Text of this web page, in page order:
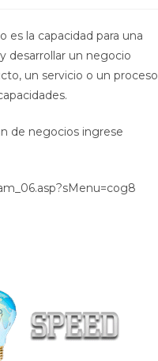
es la capacidad para una
desarrollar un negocio
un servicio o un proceso
de negocios ingrese